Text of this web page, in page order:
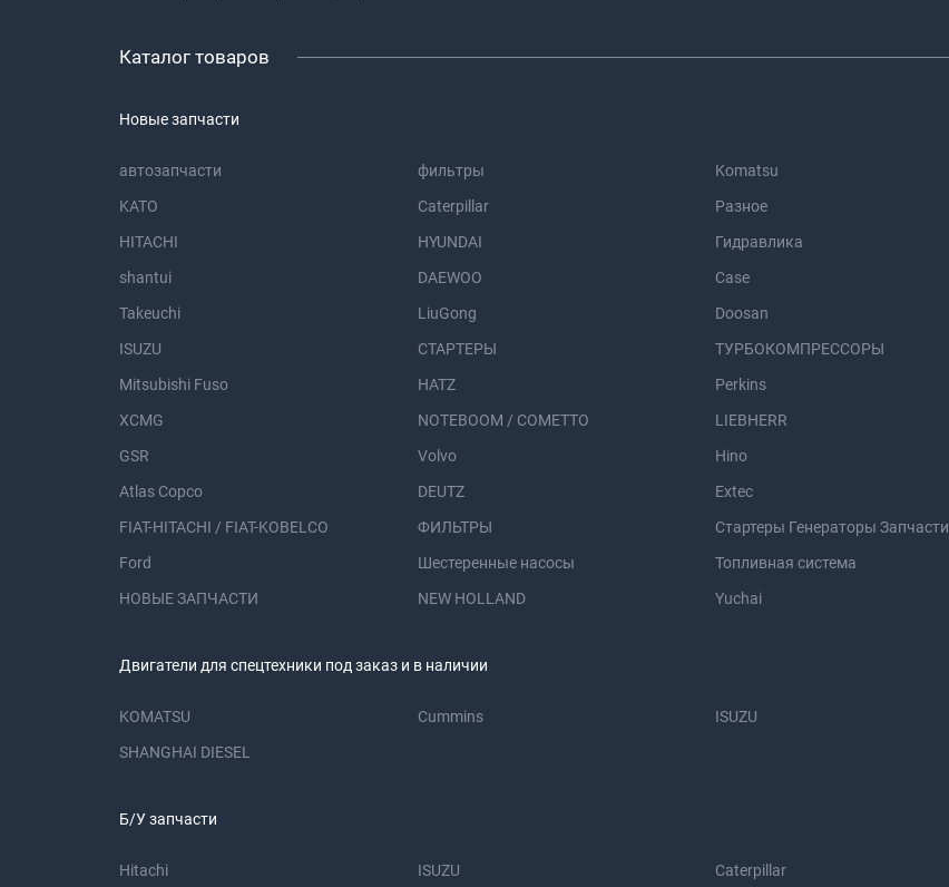
Каталог товаров
Новые запчасти
автозапчасти фильтры Komatsu
KATO
Caterpillar Разное
HITACHI
HYUNDAI Гидравлика
shantui
DAEWOO Case
Takeuchi
LiuGong Doosan
ISUZU
СТАРТЕРЫ ТУРБОКОМПРЕССОРЫ
Mitsubishi Fuso
HATZ Perkins
XCMG
NOTEBOOM / COMETTO LIEBHERR
GSR
Volvo Hino
Atlas Copco
DEUTZ Extec
FIAT-HITACHI / FIAT-KOBELCO
ФИЛЬТРЫ Стартеры Генераторы Запчасти
Ford
Шестеренные насосы Топливная система
НОВЫЕ ЗАПЧАСТИ
NEW HOLLAND Yuchai
Двигатели для спецтехники под заказ и в наличии
KOMATSU Cummins ISUZU
SHANGHAI DIESEL
Б/У запчасти
Hitachi ISUZU Caterpillar